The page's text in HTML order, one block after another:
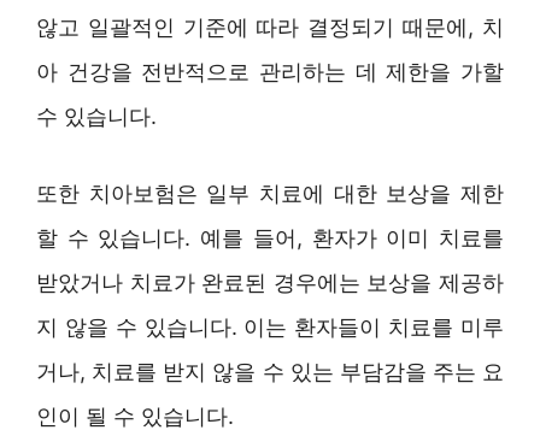
않고 일괄적인 기준에 따라 결정되기 때문에, 치
아 건강을 전반적으로 관리하는 데 제한을 가할
수 있습니다.
또한 치아보험은 일부 치료에 대한 보상을 제한
할 수 있습니다. 예를 들어, 환자가 이미 치료를
받았거나 치료가 완료된 경우에는 보상을 제공하
지 않을 수 있습니다. 이는 환자들이 치료를 미루
거나, 치료를 받지 않을 수 있는 부담감을 주는 요
인이 될 수 있습니다.